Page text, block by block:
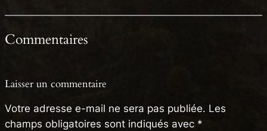
Commentaires
Laisser un commentaire
Votre adresse e-mail ne sera pas publiée. Les
champs obligatoires sont indiqués avec *